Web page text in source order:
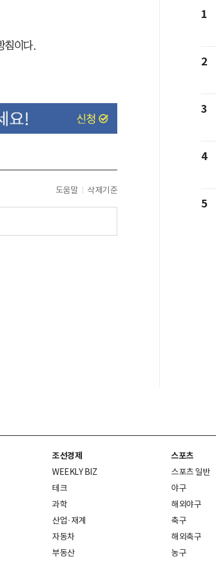
침이다.
도움말 삭제기준
1
2
3
4
5
조선경제
WEEKLY BIZ
테크
과학
산업·재계
자동차
부동산
스포츠
스포츠 일반
야구
해외야구
축구
해외축구
농구